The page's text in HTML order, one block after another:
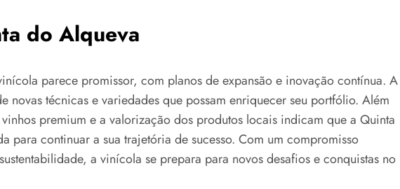
do Alqueva
parece promissor, com planos de expansão e inovação contínua. A
novas técnicas e variedades que possam enriquecer seu portfólio. Além
premium e a valorização dos produtos locais indicam que a Quinta
para continuar a sua trajetória de sucesso. Com um compromisso
a vinícola se prepara para novos desafios e conquistas no